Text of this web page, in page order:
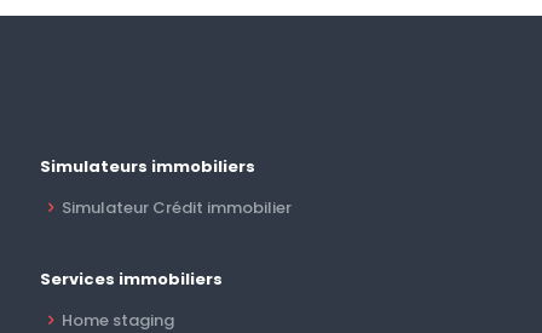
Simulateurs immobiliers
Simulateur Crédit immobilier
Services immobiliers
Home staging